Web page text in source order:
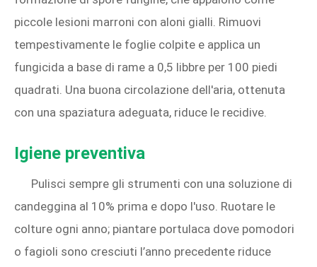
piccole lesioni marroni con aloni gialli. Rimuovi
tempestivamente le foglie colpite e applica un
fungicida a base di rame a 0,5 libbre per 100 piedi
quadrati. Una buona circolazione dell'aria, ottenuta
con una spaziatura adeguata, riduce le recidive.
Igiene preventiva
Pulisci sempre gli strumenti con una soluzione di
candeggina al 10% prima e dopo l'uso. Ruotare le
colture ogni anno; piantare portulaca dove pomodori
o fagioli sono cresciuti l’anno precedente riduce